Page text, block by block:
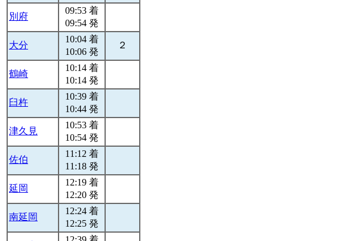
別府
09:53 着
09:54 発
大分
10:04 着
10:06 発
２
鶴崎
10:14 着
10:14 発
臼杵
10:39 着
10:44 発
津久見
10:53 着
10:54 発
佐伯
11:12 着
11:18 発
延岡
12:19 着
12:20 発
南延岡
12:24 着
12:25 発